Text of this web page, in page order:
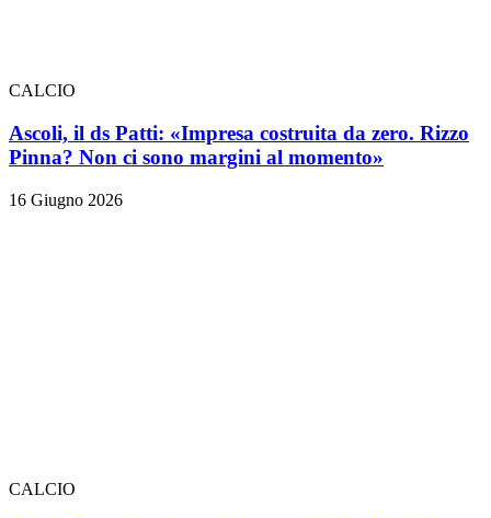
CALCIO
Ascoli, il ds Patti: «Impresa costruita da zero. Rizzo
Pinna? Non ci sono margini al momento»
16 Giugno 2026
CALCIO